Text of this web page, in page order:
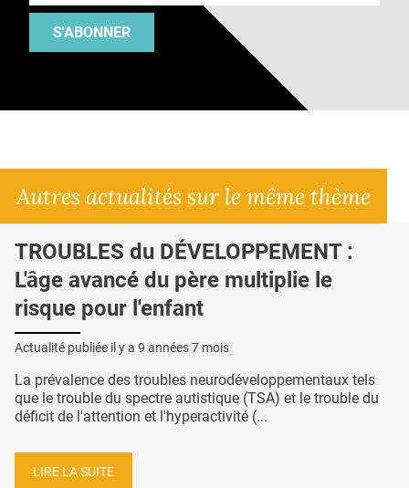
S'ABONNER
Autres actualités sur le même thème
TROUBLES du DÉVELOPPEMENT :
L'âge avancé du père multiplie le
risque pour l'enfant
Actualité publiée il y a 9 années 7 mois
La prévalence des troubles neurodéveloppementaux tels
que le trouble du spectre autistique (TSA) et le trouble du
déficit de l'attention et l'hyperactivité (...
LIRE LA SUITE